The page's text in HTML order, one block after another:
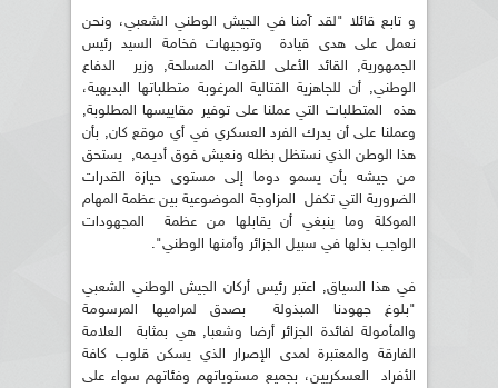
و تابع قائلا "لقد آمنا في الجيش الوطني الشعبي، ونحن
نعمل على هدى قيادة وتوجيهات فخامة السيد رئيس
الجمهورية, القائد الأعلى للقوات المسلحة, وزير الدفاع
الوطني, أن للجاهزية القتالية المرغوبة متطلباتها البديهية،
هذه المتطلبات التي عملنا على توفير مقاييسها المطلوبة,
وعملنا على أن يدرك الفرد العسكري في أي موقع كان, بأن
هذا الوطن الذي نستظل بظله ونعيش فوق أديـمه, يستحق
من جيشه بأن يسمو دوما إلى مستوى حيازة القدرات
الضرورية التي تكفل المزاوجة الموضوعية بين عظمة المهام
الموكلة وما ينبغي أن يقابلها من عظمة المجهودات
الواجب بذلها في سبيل الجزائر وأمنها الوطني".
في هذا السياق, اعتبر رئيس أركان الجيش الوطني الشعبي
"بلوغ جهودنا المبذولة بصدق لمراميها المرسومة
والمأمولة لفائدة الجزائر أرضا وشعبا, هي بمثابة العلامة
الفارقة والمعتبرة لمدى الإصرار الذي يسكن قلوب كافة
الأفراد العسكريين، بجميع مستوياتهم وفئاتهم سواء على